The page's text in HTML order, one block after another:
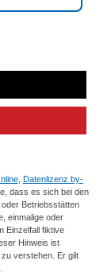
,
Datenlizenz by-
dass es sich bei den
Betriebsstätten
einmalige oder
Einzelfall fiktive
Hinweis ist
verstehen. Er gilt